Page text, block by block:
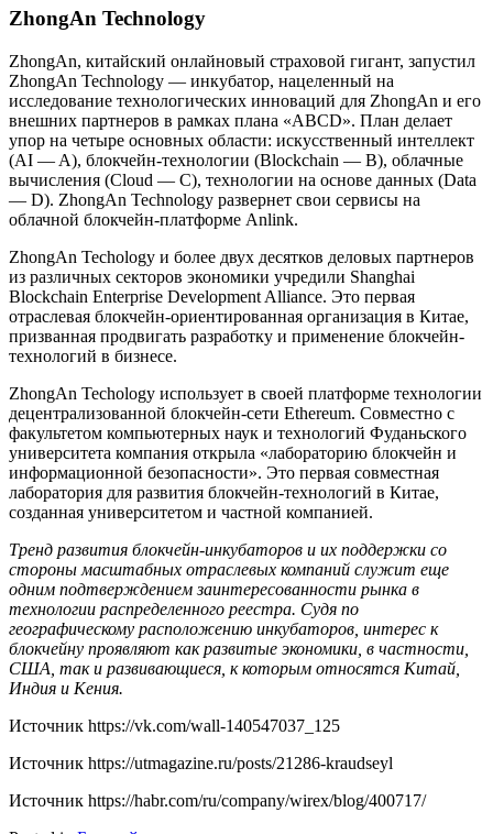
ZhongAn Technology
ZhongAn, китайский онлайновый страховой гигант, запустил
ZhongAn Technology — инкубатор, нацеленный на
исследование технологических инноваций для ZhongAn и его
внешних партнеров в рамках плана «ABCD». План делает
упор на четыре основных области: искусственный интеллект
(AI — A), блокчейн-технологии (Blockchain — B), облачные
вычисления (Cloud — C), технологии на основе данных (Data
— D). ZhongAn Technology развернет свои сервисы на
облачной блокчейн-платформе Anlink.
ZhongAn Techology и более двух десятков деловых партнеров
из различных секторов экономики учредили Shanghai
Blockchain Enterprise Development Alliance. Это первая
отраслевая блокчейн-ориентированная организация в Китае,
призванная продвигать разработку и применение блокчейн-
технологий в бизнесе.
ZhongAn Techology использует в своей платформе технологии
децентрализованной блокчейн-сети Ethereum. Совместно с
факультетом компьютерных наук и технологий Фуданьского
университета компания открыла «лабораторию блокчейн и
информационной безопасности». Это первая совместная
лаборатория для развития блокчейн-технологий в Китае,
созданная университетом и частной компанией.
Тренд развития блокчейн-инкубаторов и их поддержки со
стороны масштабных отраслевых компаний служит еще
одним подтверждением заинтересованности рынка в
технологии распределенного реестра. Судя по
географическому расположению инкубаторов, интерес к
блокчейну проявляют как развитые экономики, в частности,
США, так и развивающиеся, к которым относятся Китай,
Индия и Кения.
Источник https://vk.com/wall-140547037_125
Источник https://utmagazine.ru/posts/21286-kraudseyl
Источник https://habr.com/ru/company/wirex/blog/400717/